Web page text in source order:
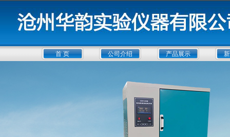
首 页 公司介绍 产品展示